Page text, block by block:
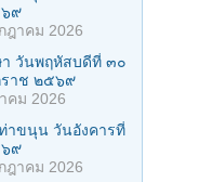
๙
ฎาคม 2026
า วันพฤหัสบดีที่ ๓๐
ราช ๒๕๖๙
คม 2026
าขนุน วันอังคารที่
๙
ฎาคม 2026